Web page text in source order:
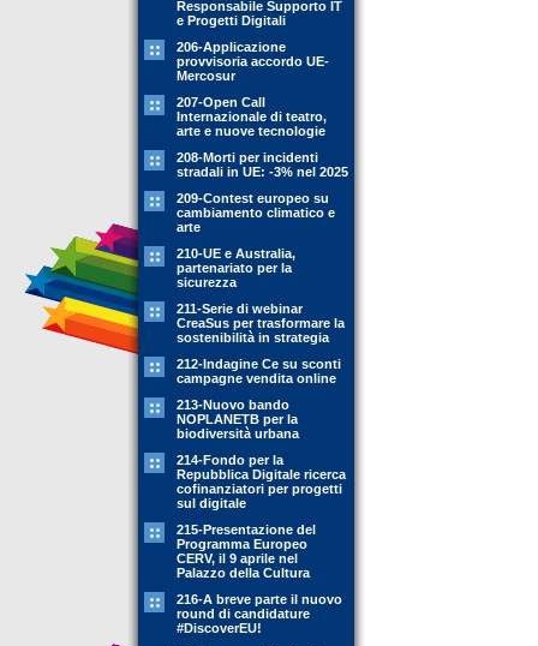
Responsabile Supporto IT
e Progetti Digitali
206-Applicazione
provvisoria accordo UE-
Mercosur
207-Open Call
Internazionale di teatro,
arte e nuove tecnologie
208-Morti per incidenti
stradali in UE: -3% nel 2025
209-Contest europeo su
cambiamento climatico e
arte
210-UE e Australia,
partenariato per la
sicurezza
211-Serie di webinar
CreaSus per trasformare la
sostenibilità in strategia
212-Indagine Ce su sconti
campagne vendita online
213-Nuovo bando
NOPLANETB per la
biodiversità urbana
214-Fondo per la
Repubblica Digitale ricerca
cofinanziatori per progetti
sul digitale
215-Presentazione del
Programma Europeo
CERV, il 9 aprile nel
Palazzo della Cultura
216-A breve parte il nuovo
round di candidature
#DiscoverEU!